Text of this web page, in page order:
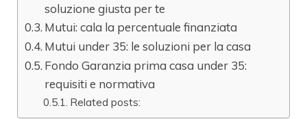
soluzione giusta per te
Mutui: cala la percentuale finanziata
Mutui under 35: le soluzioni per la casa
Fondo Garanzia prima casa under 35:
requisiti e normativa
Related posts: